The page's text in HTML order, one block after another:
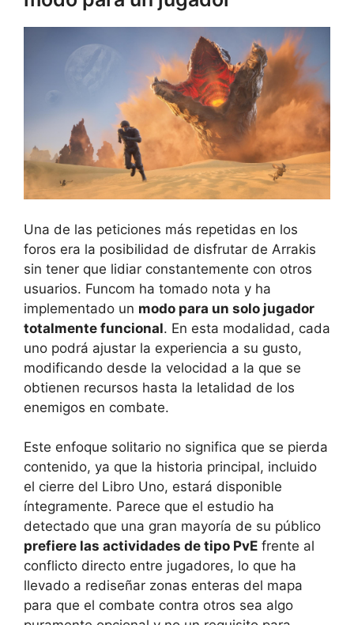
Una de las peticiones más repetidas en los
foros era la posibilidad de disfrutar de Arrakis
sin tener que lidiar constantemente con otros
usuarios. Funcom ha tomado nota y ha
implementado un modo para un solo jugador
totalmente funcional. En esta modalidad, cada
uno podrá ajustar la experiencia a su gusto,
modificando desde la velocidad a la que se
obtienen recursos hasta la letalidad de los
enemigos en combate.
Este enfoque solitario no significa que se pierda
contenido, ya que la historia principal, incluido
el cierre del Libro Uno, estará disponible
íntegramente. Parece que el estudio ha
detectado que una gran mayoría de su público
prefiere las actividades de tipo PvE frente al
conflicto directo entre jugadores, lo que ha
llevado a rediseñar zonas enteras del mapa
para que el combate contra otros sea algo